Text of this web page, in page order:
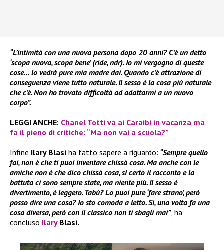
“L’intimità con una nuova persona dopo 20 anni? C’è un detto
‘scopa nuova, scopa bene’ (ride, ndr). Io mi vergogno di queste
cose… lo vedrà pure mia madre dai. Quando c’è attrazione di
conseguenza viene tutto naturale. Il sesso è la cosa più naturale
che c’è. Non ho trovato difficoltà ad adattarmi a un nuovo
corpo”.
LEGGI ANCHE: Chanel Totti va ai Caraibi in vacanza ma
fa il pieno di critiche: “Ma non vai a scuola?”
Infine Ilary Blasi ha fatto sapere a riguardo: “Sempre quello
fai, non è che ti puoi inventare chissà cosa. Ma anche con le
amiche non è che dico chissà cosa, sì certo il racconto e la
battuta ci sono sempre state, ma niente più. Il sesso è
divertimento, è leggero. Tabù? Lo puoi pure ‘fare strano’, però
posso dire una cosa? Io sto comoda a letto. Sì, una volta fa una
cosa diversa, però con il classico non ti sbagli mai”, ha
concluso IlaryBlasi.